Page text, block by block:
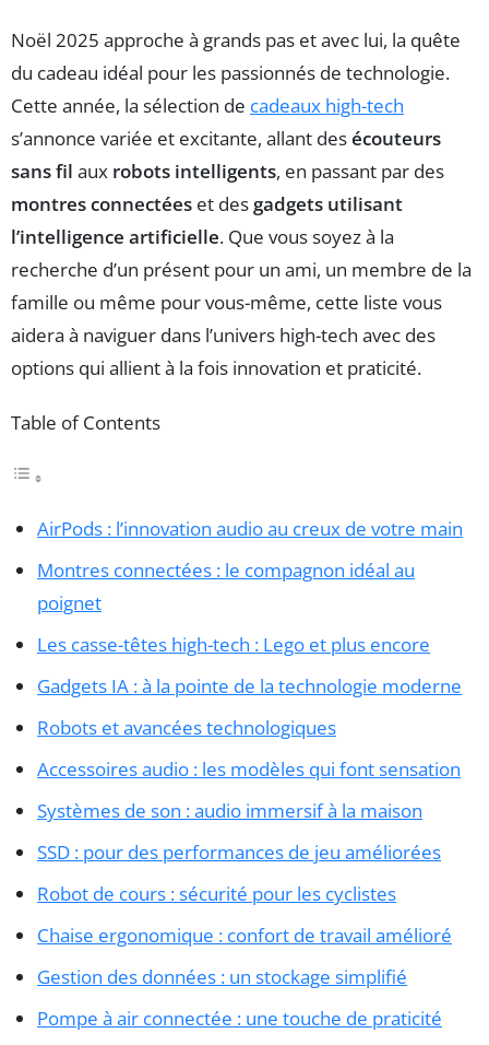
Noël 2025 approche à grands pas et avec lui, la quête
du cadeau idéal pour les passionnés de technologie.
Cette année, la sélection de cadeaux high-tech
s’annonce variée et excitante, allant desécouteurs
sans fil aux robots intelligents, en passant par des
montres connectées et des gadgets utilisant
l’intelligence artificielle. Que vous soyez à la
recherche d’un présent pour un ami, un membre de la
famille ou même pour vous-même, cette liste vous
aidera à naviguer dans l’univers high-tech avec des
options qui allient à la fois innovation et praticité.
Table of Contents
AirPods : l’innovation audio au creux de votre main
Montres connectées : le compagnon idéal au
poignet
Les casse-têtes high-tech : Lego et plus encore
Gadgets IA : à la pointe de la technologie moderne
Robots et avancées technologiques
Accessoires audio : les modèles qui font sensation
Systèmes de son : audio immersif à la maison
SSD : pour des performances de jeu améliorées
Robot de cours : sécurité pour les cyclistes
Chaise ergonomique : confort de travail amélioré
Gestion des données : un stockage simplifié
Pompe à air connectée : une touche de praticité